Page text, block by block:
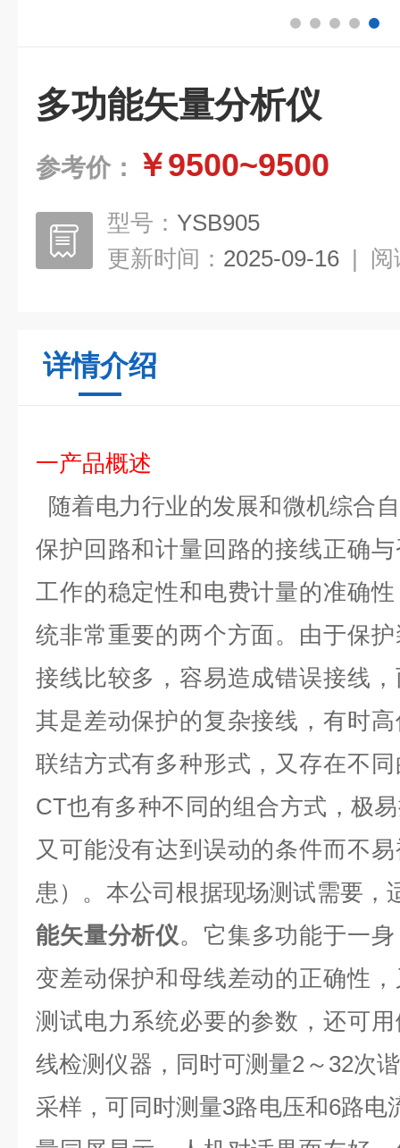
多功能矢量分析仪
参考价： ￥9500~9500
型号： YSB905
更新时间： 2025-09-16 | 阅
详情介绍
一产品概述
随着电力行业的发展和微机综合
保护回路和计量回路的接线正确
工作的稳定性和电费计量的准确
统非常重要的两个方面。由于保
接线比较多，容易造成错误接线
其是差动保护的复杂接线，有时
联结方式有多种形式，又存在不
CT也有多种不同的组合方式，极
又可能没有达到误动的条件而不
患）。本公司根据现场测试需要，
能矢量分析仪。它集多功能于一
变差动保护和母线差动的正确性
测试电力系统必要的参数，还可
线检测仪器，同时可测量2 ～ 32次
采样，可同时测量3路电压和6路电